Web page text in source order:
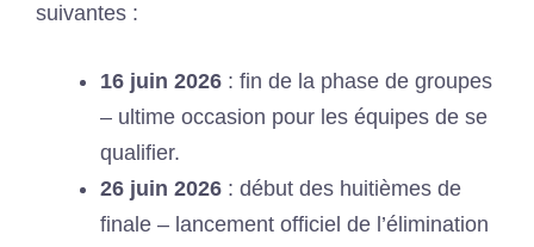
suivantes :
16 juin 2026 : fin de la phase de groupes
– ultime occasion pour les équipes de se
qualifier.
26 juin 2026 : début des huitièmes de
finale – lancement officiel de l’élimination